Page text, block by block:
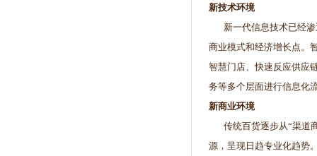
新技术环境
新一代信息技术已经渗
商业模式和经济增长点。
智慧门店、快速反应供应
务等多个层面进行信息化
新商业环境
传统百货逐步从“渠道商
源，呈现日趋专业化趋势